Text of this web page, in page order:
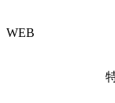
WEB